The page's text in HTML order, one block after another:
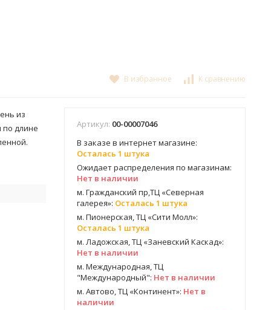
В избранное К сравнению
из
по длине
Артикул: 00-00007046
В заказе в интернет магазине:
Осталась 1 штука
Ожидает распределения по магазинам:
Нет в наличии
м. Гражданский пр,ТЦ «Северная
галерея»: Осталась 1 штука
м. Пионерская, ТЦ «Сити Молл»:
Осталась 1 штука
м. Ладожская, ТЦ «Заневский Каскад»:
Нет в наличии
м. Международная, ТЦ
"Международный": Нет в наличии
м. Автово, ТЦ «Континент»: Нет в
наличии